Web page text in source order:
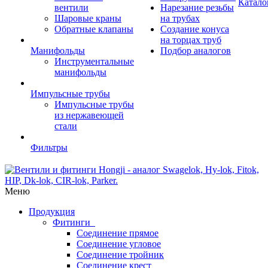
вентили
Шаровые краны
Обратные клапаны
Манифольды
Инструментальные
манифольды
Импульсные трубы
Импульсные трубы
из нержавеющей
стали
Фильтры
Нарезание резьбы
на трубах
Создание конуса
на торцах труб
Подбор аналогов
Меню
Продукция
Фитинги
Соединение прямое
Соединение угловое
Соединение тройник
Соединение крест